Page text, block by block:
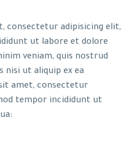
consectetur adipisicing elit,
ut labore et dolore
veniam, quis nostrud
nisi ut aliquip ex ea
amet, consectetur
tempor incididunt ut